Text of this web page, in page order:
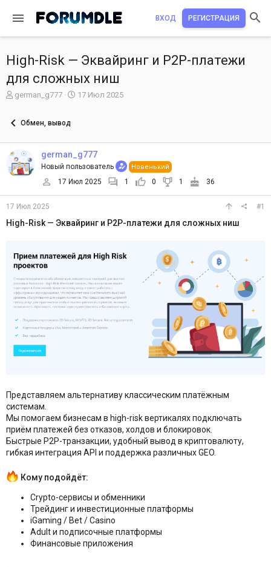
ВХОД РЕГИСТРАЦИЯ
High-Risk — Эквайринг и P2P-платежи
для сложных ниш
А
о
е
м
german_g777
Д
ч
а
л
17 Июл 2025
Обмен, вывод
german_g777
Новый пользователь Новенький
17 Июл 2025 1 0 1 36
17 Июл 2025 #1
High-Risk — Эквайринг и P2P-платежи для сложных ниш
Представляем альтернативу классическим платёжным
системам.
Мы помогаем бизнесам в high-risk вертикалях подключать
приём платежей без отказов, холдов и блокировок.
Быстрые P2P-транзакции, удобный вывод в криптовалюту,
гибкая интеграция API и поддержка различных GEO.
Кому подойдёт:
Crypto-сервисы и обменники
Трейдинг и инвестиционные платформы
iGaming / Bet / Casino
Adult и подписочные платформы
Финансовые приложения